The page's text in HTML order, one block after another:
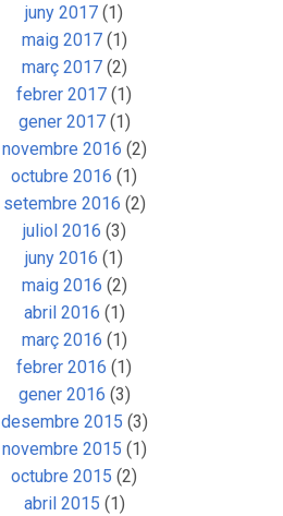
juny 2017 (1)
maig 2017(1)
març 2017(2)
febrer 2017 (1)
gener 2017(1)
novembre 2016 (2)
octubre 2016 (1)
setembre 2016 (2)
juliol 2016 (3)
juny 2016 (1)
maig 2016 (2)
abril 2016 (1)
març 2016 (1)
febrer 2016 (1)
gener 2016 (3)
desembre 2015 (3)
novembre 2015 (1)
octubre 2015 (2)
abril 2015 (1)